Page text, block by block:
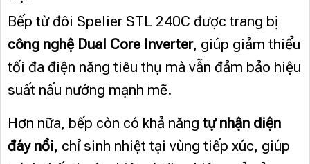
Bếp từ đôi Spelier STL 240C được trang bị
công nghệ Dual Core Inverter, giúp giảm thiểu
tối đa điện năng tiêu thụ mà vẫn đảm bảo hiệu
suất nấu nướng mạnh mẽ.
Hơn nữa, bếp còn có khả năng tự nhận diện
đáy nồi, chỉ sinh nhiệt tại vùng tiếp xúc, giúp